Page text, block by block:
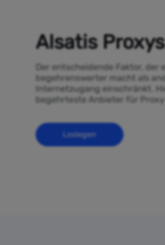
Alsatis Proxys
Der entscheidende Faktor,
begehrenswerter macht als
Internetzugang einschränkt.
begehrteste Anbieter für
Loslegen